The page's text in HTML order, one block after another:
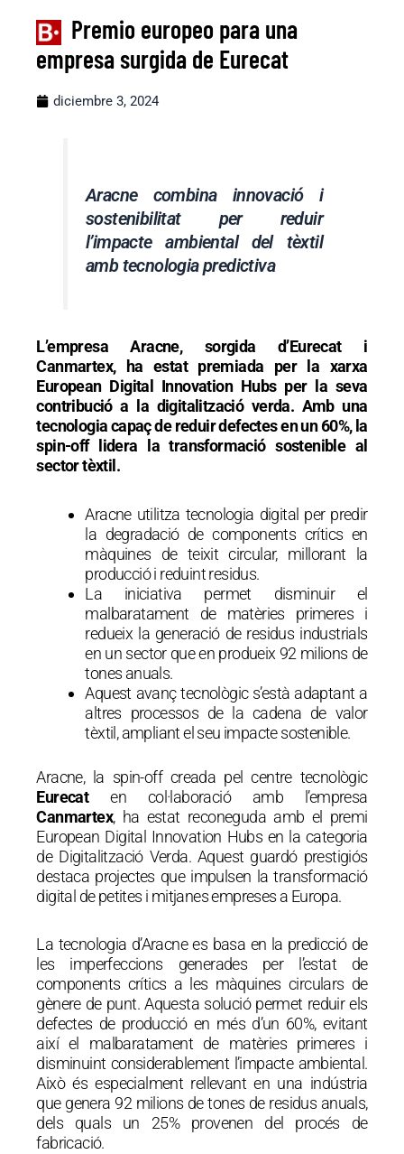
Premio europeo para una
empresa surgida de Eurecat
diciembre 3, 2024
Aracne combina innovació i
sostenibilitat per reduir
l’impacte ambiental del tèxtil
amb tecnologia predictiva
L’empresa Aracne, sorgida d’Eurecat i
Canmartex, ha estat premiada per la xarxa
European Digital Innovation Hubs per la seva
contribució a la digitalització verda. Amb una
tecnologia capaç de reduir defectes en un 60%, la
spin-off lidera la transformació sostenible al
sector tèxtil.
Aracne utilitza tecnologia digital per predir
la degradació de components crítics en
màquines de teixit circular, millorant la
producció i reduint residus.
La iniciativa permet disminuir el
malbaratament de matèries primeres i
redueix la generació de residus industrials
en un sector que en produeix 92 milions de
tones anuals.
Aquest avanç tecnològic s’està adaptant a
altres processos de la cadena de valor
tèxtil, ampliant el seu impacte sostenible.
Aracne, la spin-off creada pel centre tecnològic
Eurecaten col·laboració amb l’empresa
Canmartex, ha estat reconeguda amb el premi
European Digital Innovation Hubs en la categoria
de Digitalització Verda. Aquest guardó prestigiós
destaca projectes que impulsen la transformació
digital de petites i mitjanes empreses a Europa.
La tecnologia d’Aracne es basa en la predicció de
les imperfeccions generades per l’estat de
components crítics a les màquines circulars de
gènere de punt. Aquesta solució permet reduir els
defectes de producció en més d’un 60%, evitant
així el malbaratament de matèries primeres i
disminuint considerablement l’impacte ambiental.
Això és especialment rellevant en una indústria
que genera 92 milions de tones de residus anuals,
dels quals un 25% provenen del procés de
fabricació.